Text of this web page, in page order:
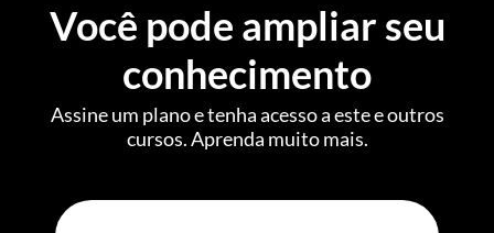
Você pode ampliar seu
conhecimento
Assine um plano e tenha acesso a este e outros
cursos. Aprenda muito mais.